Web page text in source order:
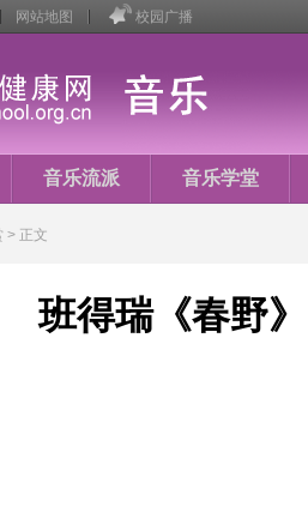
网站地图 校园广播
音乐流派 音乐学堂
> 正文
班得瑞《春野》